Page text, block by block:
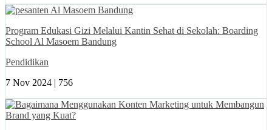
Program Edukasi Gizi Melalui Kantin Sehat di Sekolah: Boarding
School Al Masoem Bandung
Pendidikan
7 Nov 2024 | 756